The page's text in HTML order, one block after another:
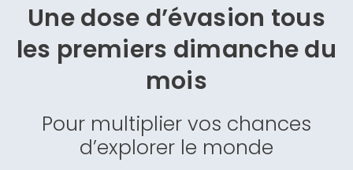
Une dose d’évasion tous
les premiers dimanche du
mois
Pour multiplier vos chances
d’explorer le monde